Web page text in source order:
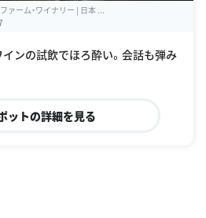
ァーム・ワイナリー | 日本 ...
ンの試飲でほろ酔い。会話も弾み
ットの詳細を見る